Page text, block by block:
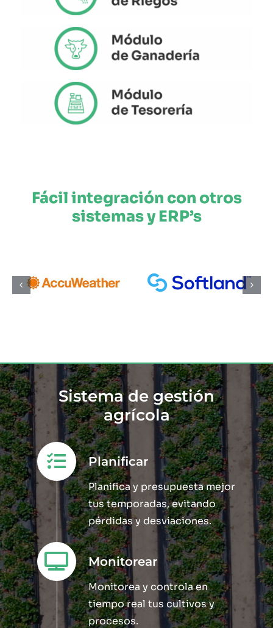
Fácil integración con otros
sistemas y ERP’s
Sistema de gestión
agrícola
Planificar
Planifica y presupuesta mejor
tus temporadas, evitando
pérdidas y desviaciones.
Monitorear
Monitorea y controla en
tiempo real tus cultivos y
procesos.